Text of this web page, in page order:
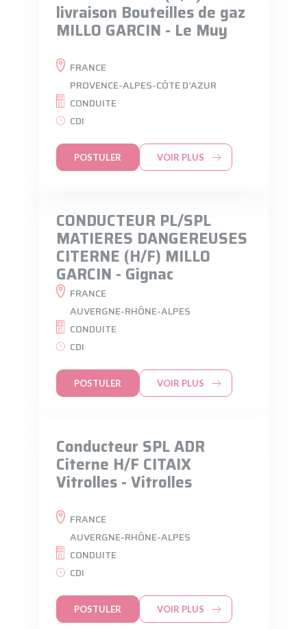
livraison Bouteilles de gaz
MILLO GARCIN - Le Muy
FRANCE
PROVENCE-ALPES-CÔTE D'AZUR
CONDUITE
CDI
POSTULER VOIR PLUS
CONDUCTEUR PL/SPL
MATIERES DANGEREUSES
CITERNE (H/F) MILLO
GARCIN - Gignac
FRANCE
AUVERGNE-RHÔNE-ALPES
CONDUITE
CDI
POSTULER VOIR PLUS
Conducteur SPL ADR
Citerne H/F CITAIX
Vitrolles - Vitrolles
FRANCE
AUVERGNE-RHÔNE-ALPES
CONDUITE
CDI
POSTULER VOIR PLUS